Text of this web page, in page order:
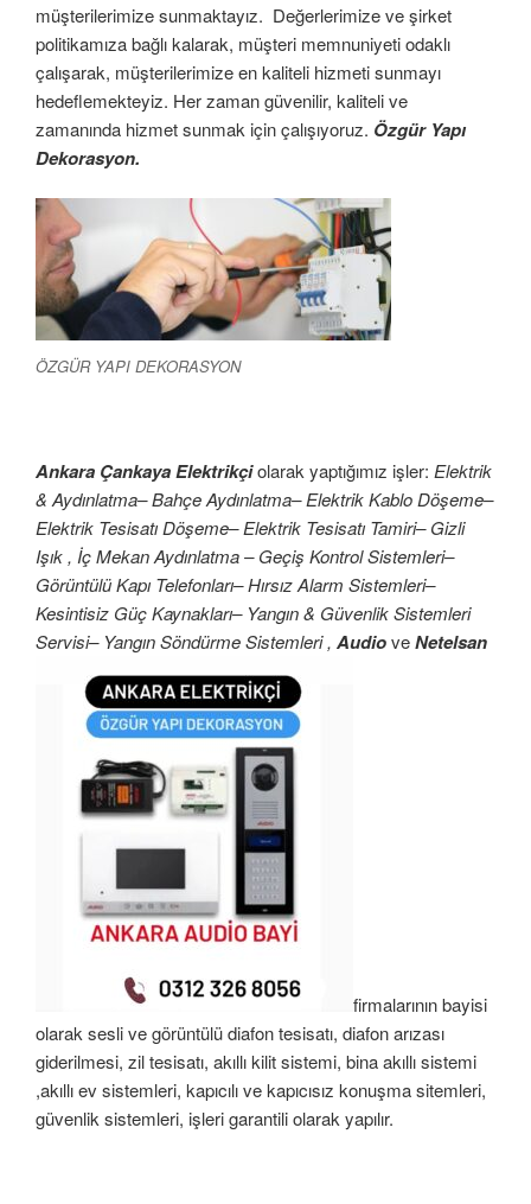
müşterilerimize sunmaktayız. Değerlerimize ve şirket
politikamıza bağlı kalarak, müşteri memnuniyeti odaklı
çalışarak, müşterilerimize en kaliteli hizmeti sunmayı
hedeflemekteyiz. Her zaman güvenilir, kaliteli ve
zamanında hizmet sunmak için çalışıyoruz. Özgür Yapı
Dekorasyon.
ÖZGÜR YAPI DEKORASYON
Ankara Çankaya Elektrikçiolarak yaptığımız işler: Elektrik
& Aydınlatma– Bahçe Aydınlatma– Elektrik Kablo Döşeme–
Elektrik Tesisatı Döşeme– Elektrik Tesisatı Tamiri– Gizli
Işık , İç Mekan Aydınlatma – Geçiş Kontrol Sistemleri–
Görüntülü Kapı Telefonları– Hırsız Alarm Sistemleri–
Kesintisiz Güç Kaynakları– Yangın & Güvenlik Sistemleri
Servisi– Yangın Söndürme Sistemleri , AudioveNetelsan
firmalarının bayisi
olarak sesli ve görüntülü diafon tesisatı, diafon arızası
giderilmesi, zil tesisatı, akıllı kilit sistemi, bina akıllı sistemi
,akıllı ev sistemleri, kapıcılı ve kapıcısız konuşma sitemleri,
güvenlik sistemleri, işleri garantili olarak yapılır.